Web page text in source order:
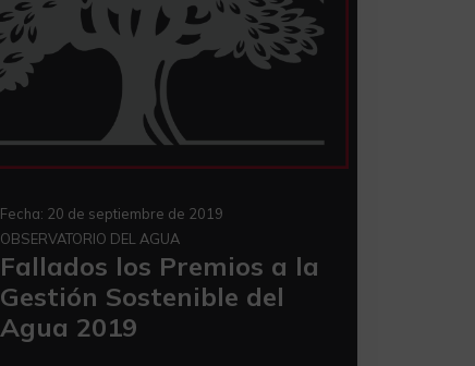
Fecha: 20 de septiembre de 2019
OBSERVATORIO DEL AGUA
Fallados los Premios a la
Gestión Sostenible del
Agua 2019